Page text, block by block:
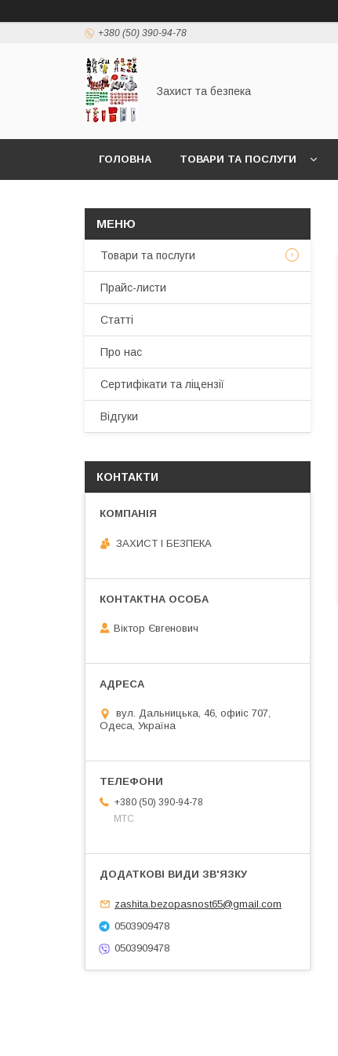
+380 (50) 390-94-78
Захист та безпека
ГОЛОВНА ТОВАРИ ТА ПОСЛУГИ
Товари та послуги
Прайс-листи
Статті
Про нас
Сертифікати та ліцензії
Відгуки
КОНТАКТИ
ЗАХИСТ І БЕЗПЕКА
Віктор Євгенович
вул. Дальницька, 46, офиіс 707,
Одеса, Україна
+380 (50) 390-94-78
МТС
zashita.bezopasnost65@gmail.com
0503909478
0503909478